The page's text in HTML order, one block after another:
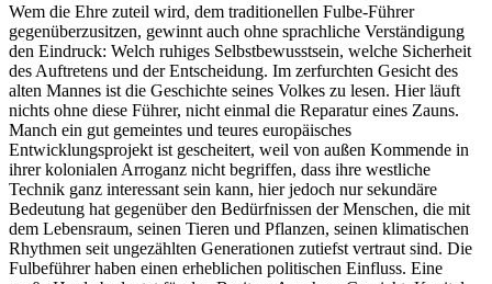
Wem die Ehre zuteil wird, dem traditionellen Fulbe-Führer
gegenüberzusitzen, gewinnt auch ohne sprachliche Verständigung
den Eindruck: Welch ruhiges Selbstbewusstsein, welche Sicherheit
des Auftretens und der Entscheidung. Im zerfurchten Gesicht des
alten Mannes ist die Geschichte seines Volkes zu lesen. Hier läuft
nichts ohne diese Führer, nicht einmal die Reparatur eines Zauns.
Manch ein gut gemeintes und teures europäisches
Entwicklungsprojekt ist gescheitert, weil von außen Kommende in
ihrer kolonialen Arroganz nicht begriffen, dass ihre westliche
Technik ganz interessant sein kann, hier jedoch nur sekundäre
Bedeutung hat gegenüber den Bedürfnissen der Menschen, die mit
dem Lebensraum, seinen Tieren und Pflanzen, seinen klimatischen
Rhythmen seit ungezählten Generationen zutiefst vertraut sind. Die
Fulbeführer haben einen erheblichen politischen Einfluss. Eine